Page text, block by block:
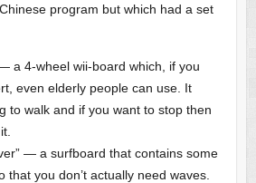
program but which had a set
— a 4-wheel wii-board which, if you
even elderly people can use. It
to walk and if you want to stop then
— a surfboard that contains some
that you don’t actually need waves.